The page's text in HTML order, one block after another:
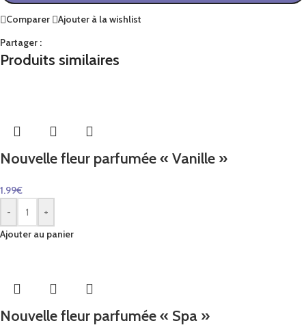
Comparer
Ajouter à la wishlist
Partager :
Produits similaires
Nouvelle fleur parfumée « Vanille »
1.99€
-
+
Ajouter au panier
Nouvelle fleur parfumée « Spa »